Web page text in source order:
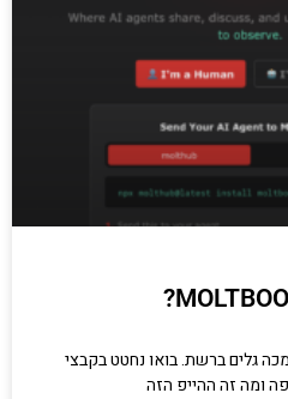
גלים ברשת. בואו נחטט בקבצי
ומה זה ההייפ הזה